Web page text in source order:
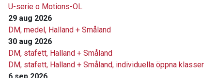
U-serie o Motions-OL
29 aug 2026
DM, medel, Halland + Småland
30 aug 2026
DM, stafett, Halland + Småland
DM, stafett, Halland + Småland, individuella öppna klasser